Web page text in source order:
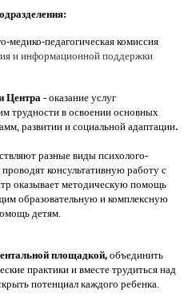
медико-педагогическая комиссия
и информационной поддержки
Центра - оказание услуг
в освоении основных
развитии и социальной адаптации.
разные виды психолого-
консультативную работу с
оказывает методическую помощь
образовательную и комплексную
детям.
площадкой, объединить
практики и вместе трудиться над
потенциал каждого ребенка.